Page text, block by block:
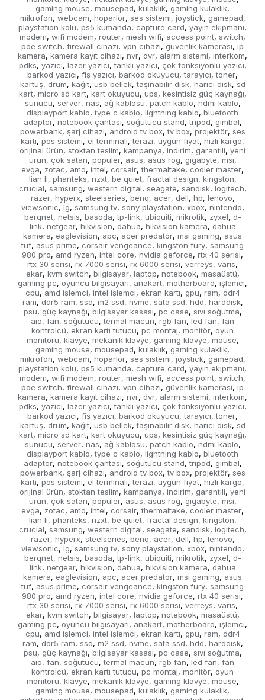
gaming mouse, mousepad, kulaklık, gaming kulaklık,
mikrofon, webcam, hoparlör, ses sistemi, joystick, gamepad,
playstation kolu, ps5 kumanda, capture card, yayın ekipmanı,
modem, wifi modem, router, mesh wifi, access point, switch,
poe switch, firewall cihazı, vpn cihazı, güvenlik kamerası, ip
kamera, kamera kayıt cihazı, nvr, dvr, alarm sistemi, interkom,
pdks, yazıcı, lazer yazıcı, tanklı yazıcı, çok fonksiyonlu yazıcı,
barkod yazıcı, fiş yazıcı, barkod okuyucu, tarayıcı, toner,
kartuş, drum, kağıt, usb bellek, taşınabilir disk, harici disk, sd
kart, micro sd kart, kart okuyucu, ups, kesintisiz güç kaynağı,
sunucu, server, nas, ağ kablosu, patch kablo, hdmi kablo,
displayport kablo, type c kablo, lightning kablo, bluetooth
adaptör, notebook çantası, soğutucu stand, tripod, gimbal,
powerbank, şarj cihazı, android tv box, tv box, projektör, ses
kartı, pos sistemi, el terminali, terazi, uygun fiyat, hızlı kargo,
orijinal ürün, stoktan teslim, kampanya, indirim, garantili, yeni
ürün, çok satan, popüler, asus, asus rog, gigabyte, msi,
evga, zotac, amd, intel, corsair, thermaltake, cooler master,
lian li, phanteks, nzxt, be quiet, fractal design, kingston,
crucial, samsung, western digital, seagate, sandisk, logitech,
razer, hyperx, steelseries, benq, acer, dell, hp, lenovo,
viewsonic, lg, samsung tv, sony playstation, xbox, nintendo,
berqnet, netsis, basoda, tp-link, ubiquiti, mikrotik, zyxel, d-
link, netgear, hikvision, dahua, hikvision kamera, dahua
kamera, eaglevision, apc, acer predator, msi gaming, asus
tuf, asus prime, corsair vengeance, kingston fury, samsung
980 pro, amd ryzen, intel core, nvidia geforce, rtx 40 serisi,
rtx 30 serisi, rx 7000 serisi, rx 6000 serisi, verreys, varis,
ekar, kvm switch, bilgisayar, laptop, notebook, masaüstü,
gaming pc, oyuncu bilgisayarı, anakart, motherboard, işlemci,
cpu, amd işlemci, intel işlemci, ekran kartı, gpu, ram, ddr4
ram, ddr5 ram, ssd, m2 ssd, nvme, sata ssd, hdd, harddisk,
psu, güç kaynağı, bilgisayar kasası, pc case, sıvı soğutma,
aio, fan, soğutucu, termal macun, rgb fan, led fan, fan
kontrolcü, ekran kartı tutucu, pc montaj, monitör, oyun
monitörü, klavye, mekanik klavye, gaming klavye, mouse,
gaming mouse, mousepad, kulaklık, gaming kulaklık,
mikrofon, webcam, hoparlör, ses sistemi, joystick, gamepad,
playstation kolu, ps5 kumanda, capture card, yayın ekipmanı,
modem, wifi modem, router, mesh wifi, access point, switch,
poe switch, firewall cihazı, vpn cihazı, güvenlik kamerası, ip
kamera, kamera kayıt cihazı, nvr, dvr, alarm sistemi, interkom,
pdks, yazıcı, lazer yazıcı, tanklı yazıcı, çok fonksiyonlu yazıcı,
barkod yazıcı, fiş yazıcı, barkod okuyucu, tarayıcı, toner,
kartuş, drum, kağıt, usb bellek, taşınabilir disk, harici disk, sd
kart, micro sd kart, kart okuyucu, ups, kesintisiz güç kaynağı,
sunucu, server, nas, ağ kablosu, patch kablo, hdmi kablo,
displayport kablo, type c kablo, lightning kablo, bluetooth
adaptör, notebook çantası, soğutucu stand, tripod, gimbal,
powerbank, şarj cihazı, android tv box, tv box, projektör, ses
kartı, pos sistemi, el terminali, terazi, uygun fiyat, hızlı kargo,
orijinal ürün, stoktan teslim, kampanya, indirim, garantili, yeni
ürün, çok satan, popüler, asus, asus rog, gigabyte, msi,
evga, zotac, amd, intel, corsair, thermaltake, cooler master,
lian li, phanteks, nzxt, be quiet, fractal design, kingston,
crucial, samsung, western digital, seagate, sandisk, logitech,
razer, hyperx, steelseries, benq, acer, dell, hp, lenovo,
viewsonic, lg, samsung tv, sony playstation, xbox, nintendo,
berqnet, netsis, basoda, tp-link, ubiquiti, mikrotik, zyxel, d-
link, netgear, hikvision, dahua, hikvision kamera, dahua
kamera, eaglevision, apc, acer predator, msi gaming, asus
tuf, asus prime, corsair vengeance, kingston fury, samsung
980 pro, amd ryzen, intel core, nvidia geforce, rtx 40 serisi,
rtx 30 serisi, rx 7000 serisi, rx 6000 serisi, verreys, varis,
ekar, kvm switch, bilgisayar, laptop, notebook, masaüstü,
gaming pc, oyuncu bilgisayarı, anakart, motherboard, işlemci,
cpu, amd işlemci, intel işlemci, ekran kartı, gpu, ram, ddr4
ram, ddr5 ram, ssd, m2 ssd, nvme, sata ssd, hdd, harddisk,
psu, güç kaynağı, bilgisayar kasası, pc case, sıvı soğutma,
aio, fan, soğutucu, termal macun, rgb fan, led fan, fan
kontrolcü, ekran kartı tutucu, pc montaj, monitör, oyun
monitörü, klavye, mekanik klavye, gaming klavye, mouse,
gaming mouse, mousepad, kulaklık, gaming kulaklık,